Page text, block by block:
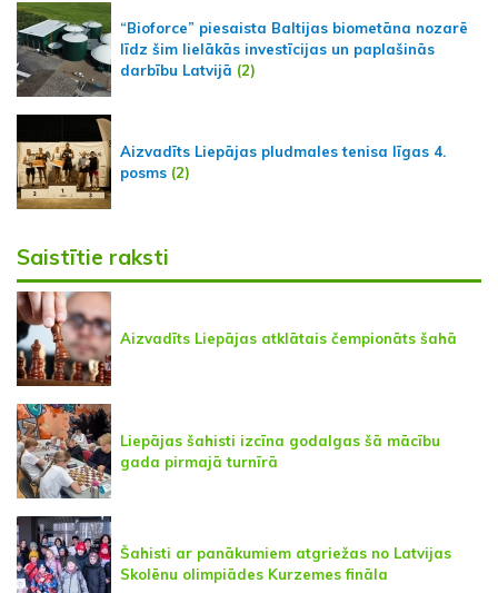
“Bioforce” piesaista Baltijas biometāna nozarē
līdz šim lielākās investīcijas un paplašinās
darbību Latvijā (2)
Aizvadīts Liepājas pludmales tenisa līgas 4.
posms (2)
Saistītie raksti
Aizvadīts Liepājas atklātais čempionāts šahā
Liepājas šahisti izcīna godalgas šā mācību
gada pirmajā turnīrā
Šahisti ar panākumiem atgriežas no Latvijas
Skolēnu olimpiādes Kurzemes fināla